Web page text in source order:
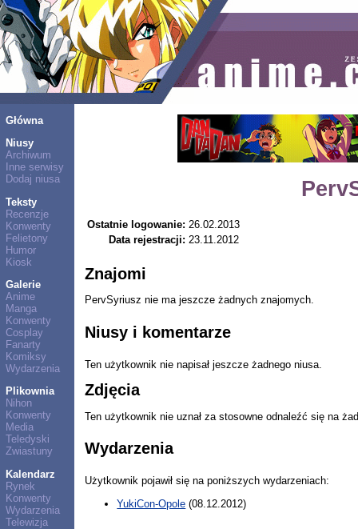
Główna
Niusy
Archiwum
Inne serwisy
Dodaj niusa
Teksty
Recenzje
Konwenty
Felietony
Humor
Kiosk
Galerie
Anime
Manga
Konwenty
Cosplay
Fanarty
Komiksy
Wydarzenia
Plikownia
Nihon
Konwenty
Media
Teledyski
Zwiastuny
Kalendarz
Rynek
Konwenty
Wydarzenia
Telewizja
Ostatnie logowanie: 26.02.2013
Data rejestracji: 23.11.2012
Znajomi
PervSyriusz nie ma jeszcze żadnych znajomych.
Niusy i komentarze
Ten użytkownik nie napisał jeszcze żadnego niusa.
Zdjęcia
Ten użytkownik nie uznał za stosowne odnaleźć się na
Wydarzenia
Użytkownik pojawił się na poniższych wydarzeniach:
YukiCon-Opole (08.12.2012)